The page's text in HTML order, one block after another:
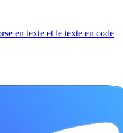
en texte et le texte en code